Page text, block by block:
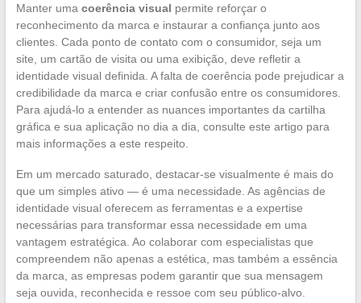
Manter uma coerência visual permite reforçar o
reconhecimento da marca e instaurar a confiança junto aos
clientes. Cada ponto de contato com o consumidor, seja um
site, um cartão de visita ou uma exibição, deve refletir a
identidade visual definida. A falta de coerência pode prejudicar a
credibilidade da marca e criar confusão entre os consumidores.
Para ajudá-lo a entender as nuances importantes da cartilha
gráfica e sua aplicação no dia a dia, consulte este artigo para
mais informações a este respeito.
Em um mercado saturado, destacar-se visualmente é mais do
que um simples ativo — é uma necessidade. As agências de
identidade visual oferecem as ferramentas e a expertise
necessárias para transformar essa necessidade em uma
vantagem estratégica. Ao colaborar com especialistas que
compreendem não apenas a estética, mas também a essência
da marca, as empresas podem garantir que sua mensagem
seja ouvida, reconhecida e ressoe com seu público-alvo.